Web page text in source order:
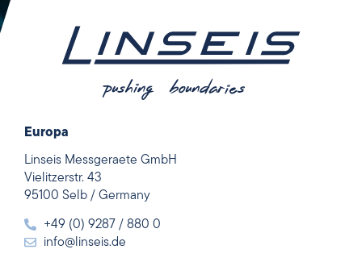
Europa
Linseis Messgeraete GmbH
Vielitzerstr. 43
95100 Selb / Germany
+49 (0) 9287 / 880 0
info@linseis.de